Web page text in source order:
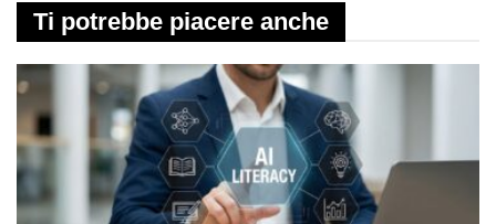
Ti potrebbe piacere anche